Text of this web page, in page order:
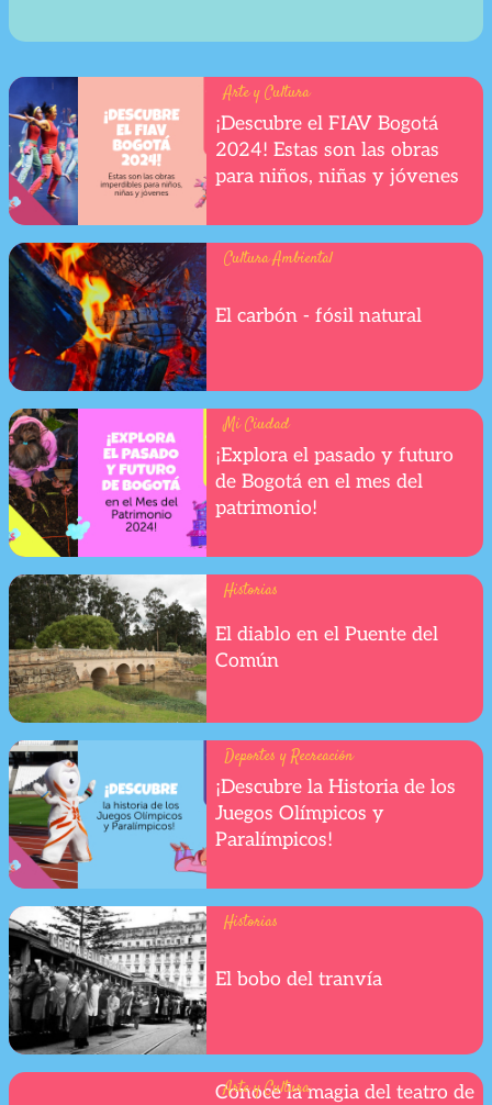
Arte y Cultura
¡Descubre el FIAV Bogotá
2024! Estas son las obras
para niños, niñas y jóvenes
Cultura Ambiental
El carbón - fósil natural
Mi Ciudad
¡Explora el pasado y futuro
de Bogotá en el mes del
patrimonio!
Historias
El diablo en el Puente del
Común
Deportes y Recreación
¡Descubre la Historia de los
Juegos Olímpicos y
Paralímpicos!
Historias
El bobo del tranvía
Arte y Cultura
Conoce la magia del teatro de